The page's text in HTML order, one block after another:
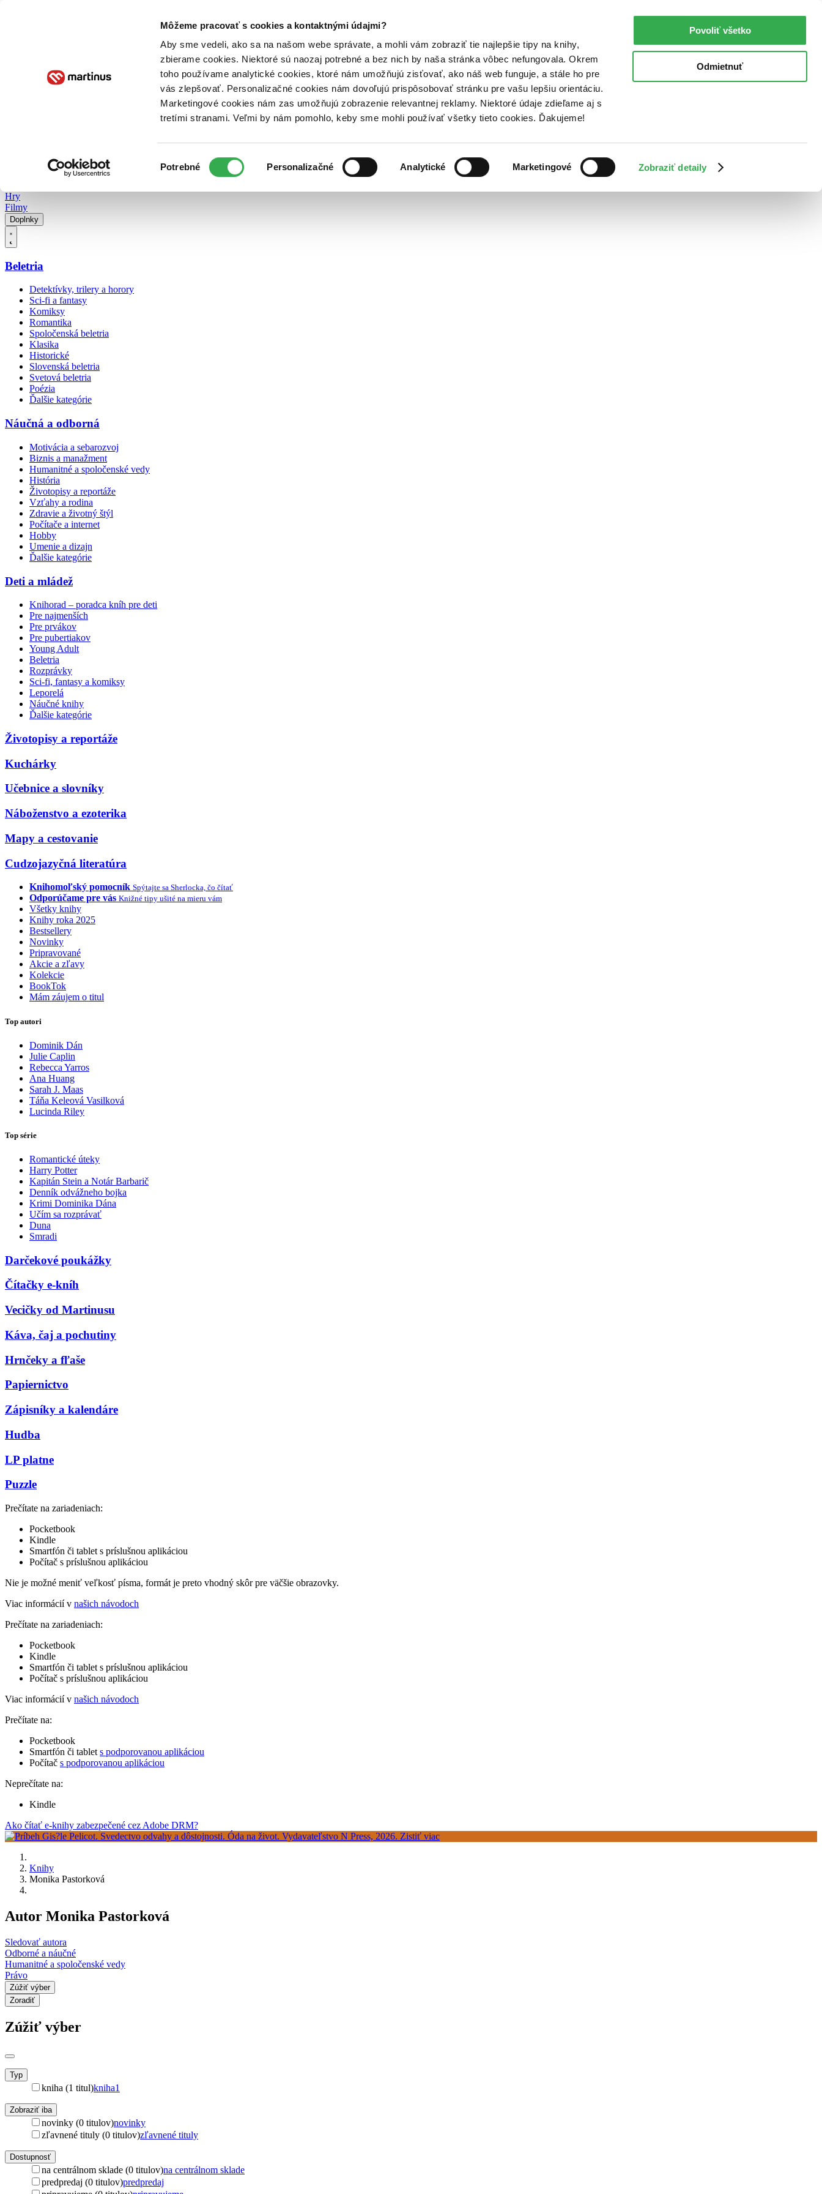
Môžeme pracovať s cookies a kontaktnými údajmi?
Aby sme vedeli, ako sa na našom webe správate, a mohli vám zobraziť tie najlepšie tipy na knihy,
zbierame cookies. Niektoré sú naozaj potrebné a bez nich by naša stránka vôbec nefungovala. Okrem
toho používame analytické cookies, ktoré nám umožňujú zisťovať, ako náš web funguje, a stále ho pre
vás zlepšovať. Personalizačné cookies nám dovoľujú prispôsobovať stránku pre vašu lepšiu orientáciu.
Marketingové cookies nám zas umožňujú zobrazenie relevantnej reklamy. Niektoré údaje zdieľame aj s
tretími stranami. Veľmi by nám pomohlo, keby sme mohli používať všetky tieto cookies. Ďakujeme!
súhlasu
Potrebné Personalizačné Analytické Marketingové Zobraziť detaily
Povoliť všetko
Odmietnuť
Poukážky Kontakt
Hry
Filmy
Doplnky
Beletria
Detektívky, trilery a horory
Sci-fi a fantasy
Komiksy
Romantika
Spoločenská beletria
Klasika
Historické
Slovenská beletria
Svetová beletria
Poézia
Ďalšie kategórie
Náučná a odborná
Motivácia a sebarozvoj
Biznis a manažment
Humanitné a spoločenské vedy
História
Životopisy a reportáže
Vzťahy a rodina
Zdravie a životný štýl
Počítače a internet
Hobby
Umenie a dizajn
Ďalšie kategórie
Deti a mládež
Knihorad – poradca kníh pre deti
Pre najmenších
Pre prvákov
Pre pubertiakov
Young Adult
Beletria
Rozprávky
Sci-fi, fantasy a komiksy
Leporelá
Náučné knihy
Ďalšie kategórie
Životopisy a reportáže
Kuchárky
Učebnice a slovníky
Náboženstvo a ezoterika
Mapy a cestovanie
Cudzojazyčná literatúra
Knihomoľský pomocník Spýtajte sa Sherlocka, čo čítať
Odporúčame pre vás Knižné tipy ušité na mieru vám
Všetky knihy
Knihy roka 2025
Bestsellery
Novinky
Pripravované
Akcie a zľavy
Kolekcie
BookTok
Mám záujem o titul
Top autori
Dominik Dán
Julie Caplin
Rebecca Yarros
Ana Huang
Sarah J. Maas
Táňa Keleová Vasilková
Lucinda Riley
Top série
Romantické úteky
Harry Potter
Kapitán Stein a Notár Barbarič
Denník odvážneho bojka
Krimi Dominika Dána
Učím sa rozprávať
Duna
Smradi
Darčekové poukážky
Čítačky e-kníh
Vecičky od Martinusu
Káva, čaj a pochutiny
Hrnčeky a fľaše
Papiernictvo
Zápisníky a kalendáre
Hudba
LP platne
Puzzle
Prečítate na zariadeniach:
Pocketbook
Kindle
Smartfón či tablet s príslušnou aplikáciou
Počítač s príslušnou aplikáciou
Nie je možné meniť veľkosť písma, formát je preto vhodný skôr pre väčšie obrazovky.
Viac informácií v našich návodoch
Prečítate na zariadeniach:
Pocketbook
Kindle
Smartfón či tablet s príslušnou aplikáciou
Počítač s príslušnou aplikáciou
Viac informácií v našich návodoch
Prečítate na:
Pocketbook
Smartfón či tablet s podporovanou aplikáciou
Počítač s podporovanou aplikáciou
Neprečítate na:
Kindle
Ako čítať e-knihy zabezpečené cez Adobe DRM?
Knihy
Monika Pastorková
Autor Monika Pastorková
Sledovať autora
Odborné a náučné
Humanitné a spoločenské vedy
Právo
Zúžiť výber
Zoradiť
Zúžiť výber
Typ
kniha (1 titul)kniha1
Zobraziť iba
novinky (0 titulov)novinky
zľavnené tituly (0 titulov)zľavnené tituly
Dostupnosť
na centrálnom sklade (0 titulov)na centrálnom sklade
predpredaj (0 titulov)predpredaj